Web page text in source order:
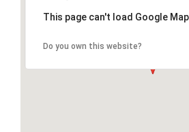
This page can't load Google
Do you own this website?